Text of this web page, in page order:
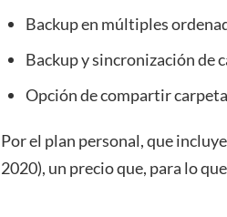
Backup en múltiples
Backup y sincronización de
Opción de compartir
Por el plan personal, que
2020), un precio que, para lo